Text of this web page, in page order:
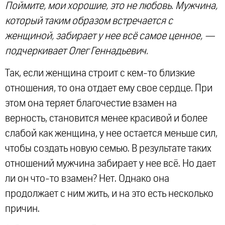
Поймите, мои хорошие, это не любовь. Мужчина,
который таким образом встречается с
женщиной, забирает у нее всё самое ценное, —
подчеркивает Олег Геннадьевич.
Так, если женщина строит с кем-то близкие
отношения, то она отдает ему свое сердце. При
этом она теряет благочестие взамен на
верность, становится менее красивой и более
слабой как женщина, у нее остается меньше сил,
чтобы создать новую семью. В результате таких
отношений мужчина забирает у нее всё. Но дает
ли он что-то взамен? Нет. Однако она
продолжает с ним жить, и на это есть несколько
причин.